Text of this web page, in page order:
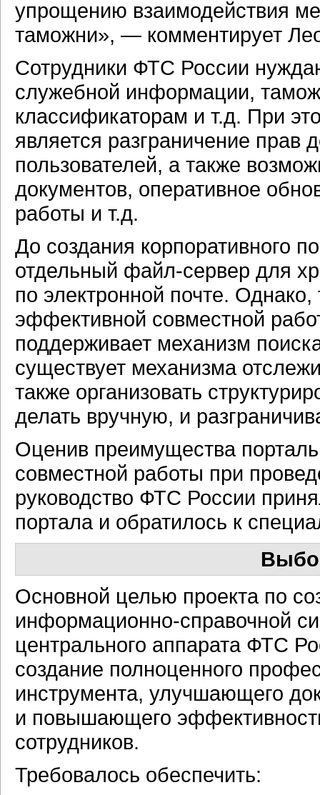
упрощению взаимодействия
таможни», — комментирует
Сотрудники ФТС России
служебной информации,
классификаторам и т.д. При
является разграничение
пользователей, а также
документов, оперативное
работы и т.д.
До создания корпоративного
отдельный файл-сервер для
по электронной почте.
эффективной совместной
поддерживает механизм
существует механизма
также организовать
делать вручную, и
Оценив преимущества
совместной работы при
руководство ФТС России
портала и обратилось к
Основной целью проекта по
информационно-справочной
центрального аппарата ФТС
создание полноценного
инструмента, улучшающего
и повышающего
сотрудников.
Требовалось обеспечить: